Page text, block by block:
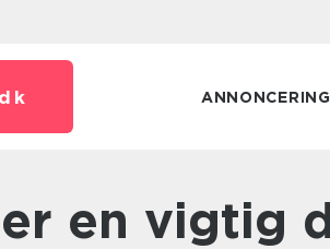
dk ANNONCERING